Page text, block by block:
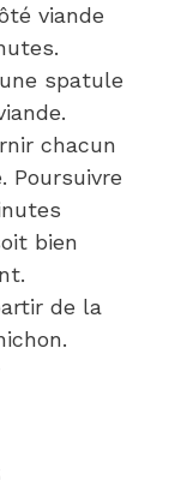
viande
spatule
chacun
Poursuivre
bien
de la